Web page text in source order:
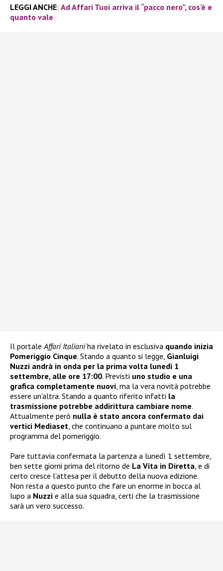
LEGGI ANCHE: Ad Affari Tuoi arriva il “pacco nero”, cos’è e
quanto vale
Il portaleAffari Italianiha rivelato in esclusiva quando inizia
Pomeriggio Cinque. Stando a quanto si legge, Gianluigi
Nuzzi andrà in onda per la prima volta lunedì 1
settembre, alle ore 17:00. Previsti uno studio e una
grafica completamente nuovi, ma la vera novità potrebbe
essere un’altra. Stando a quanto riferito infatti la
trasmissione potrebbe addirittura cambiare nome.
Attualmente però nulla è stato ancora confermato dai
vertici Mediaset, che continuano a puntare molto sul
programma del pomeriggio.
Pare tuttavia confermata la partenza a lunedì 1 settembre,
ben sette giorni prima del ritorno de La Vita in Diretta, e di
certo cresce l’attesa per il debutto della nuova edizione.
Non resta a questo punto che fare un enorme in bocca al
lupo a Nuzzi e alla sua squadra, certi che la trasmissione
sarà un vero successo.